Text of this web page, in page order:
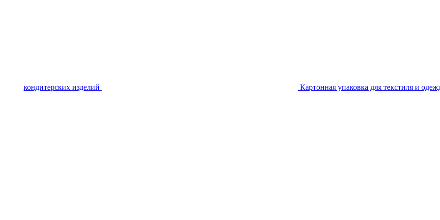
кондитерских изделий Картонная упаковка для текстиля и